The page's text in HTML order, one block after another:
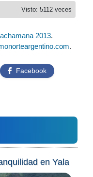
Visto: 5112 veces
2013.
.
Facebook
en Yala